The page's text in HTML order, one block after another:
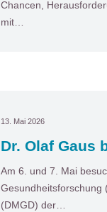
Chancen,
mit…
13. Mai 2026
Dr. Olaf Gaus
Am 6. und 7. Mai
Gesundheitsforschung
(DMGD) der…